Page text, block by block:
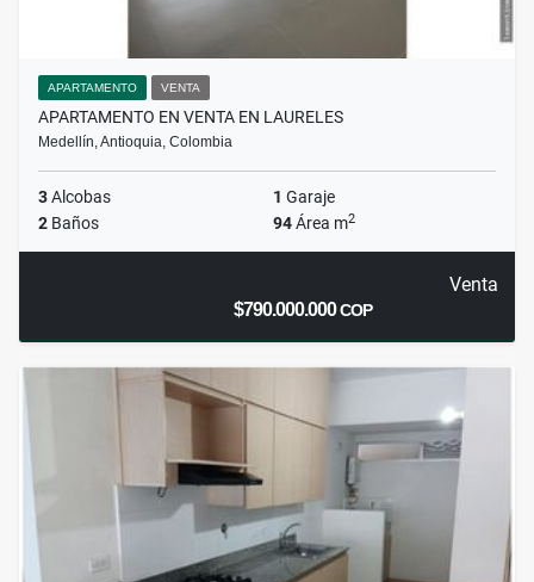
APARTAMENTO VENTA
APARTAMENTO EN VENTA EN LAURELES
Medellín, Antioquia, Colombia
3Alcobas 1 Garaje
2 Baños 94Área m2
Venta
$790.000.000COP